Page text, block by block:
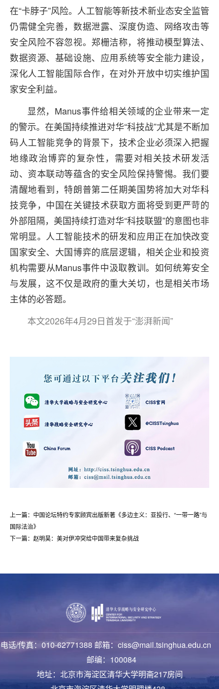
在“卡脖子”风险。人工智能等新技术新业态安全监管
仍需健全完善，数据泄露、深度伪造、网络攻击等
安全风险不容忽视。郑栅洁称，将推动模型算法、
数据资源、基础设施、应用系统等安全能力建设，
深化人工智能国际合作，在对外开放中切实维护国
家安全利益。
显然，Manus事件给相关领域的企业带来一定
的警示。在美国持续推进对华“科技战”尤其是不断加
码人工智能竞争的背景下，技术企业必须深入把握
地缘政治博弈的复杂性，需要对相关技术研发活
动、资本联动等蕴含的安全风险保持警惕。我们要
清醒地看到，特朗普第二任期美国势将加大对华科
技竞争，中国在关键技术获取方面将受到更严苛的
外部阻隔，美国持续打造对华“科技联盟”的意图也非
常明显。人工智能技术的研发和应用正在加快改变
国家安全、大国博弈的底层逻辑，相关企业和投资
机构需要从Manus事件中汲取教训。如何统筹安全
与发展，这不仅是政府的重大关切，也是相关市场
主体的必答题。
本文2026年4月29日首发于“澎湃新闻”
上一篇：中国论坛特约专家顾宾出版新著《多边主义：亚投行、“一带一路”与
国际法治》
下一篇：赵明昊：美对伊冲突给中国带来复杂挑战
电话/传真：010-62771388 邮箱：ciss@mail.tsinghua.edu.cn
邮编：100084
地址：北京市海淀区清华大学明斋217房间